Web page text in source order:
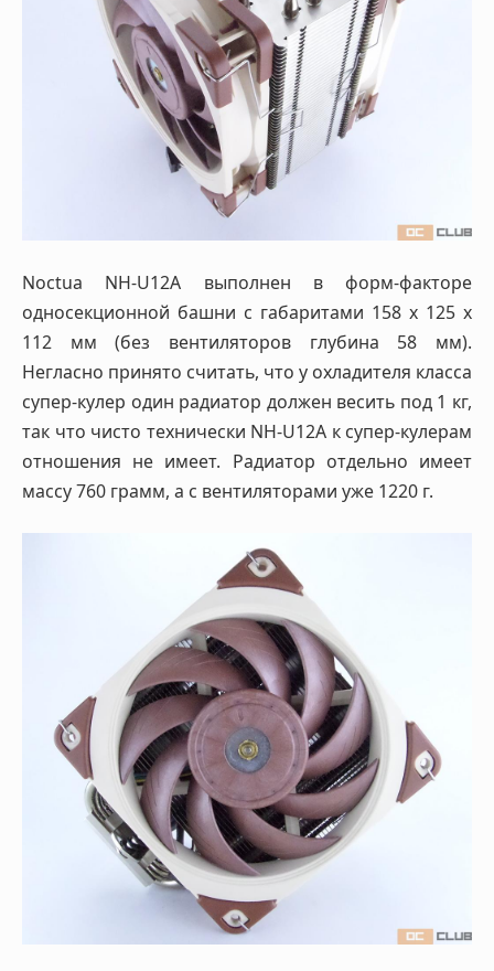
Noctua NH-U12A выполнен в форм-факторе
односекционной башни с габаритами 158 х 125 х
112 мм (без вентиляторов глубина 58 мм).
Негласно принято считать, что у охладителя класса
супер-кулер один радиатор должен весить под 1 кг,
так что чисто технически NH-U12A к супер-кулерам
отношения не имеет. Радиатор отдельно имеет
массу 760 грамм, а с вентиляторами уже 1220 г.